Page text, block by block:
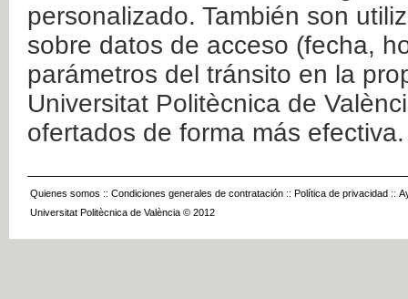
personalizado. También son
sobre datos de acceso (fecha,
parámetros del tránsito en la
Universitat Politècnica de
ofertados de forma más efectiva.
Quienes somos :: Condiciones generales de contratación :: Política de privacidad ::
Universitat Politècnica de València © 2012